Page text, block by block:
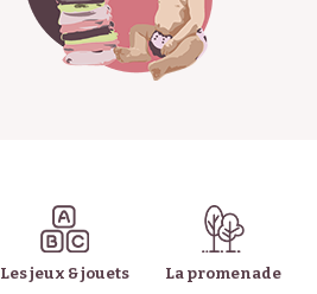
Les jeux & jouets La promenade